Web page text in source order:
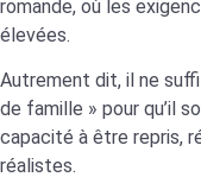
romande, où les
élevées.
Autrement dit, il ne
de famille » pour qu’il
capacité à être repris,
réalistes.